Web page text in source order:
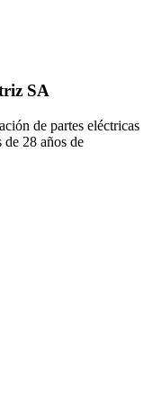
SA
de partes eléctricas
de 28 años de